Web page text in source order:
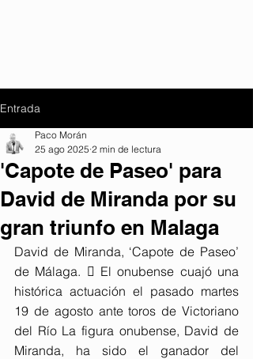
Entrada
'Capote de Paseo' para
David de Miranda por su
gran triunfo en Malaga
Paco Morán
25 ago 2025 2 min de lectura
David de Miranda, ‘Capote de Paseo’
de Málaga.  El onubense cuajó una
histórica actuación el pasado martes
19 de agosto ante toros de Victoriano
del Río La figura onubense, David de
Miranda, ha sido el ganador del